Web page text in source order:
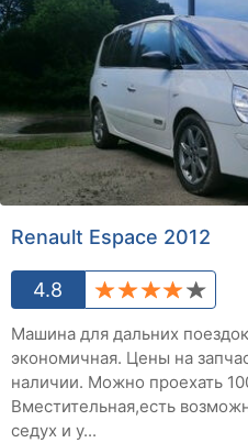
Renault Espace 2012
4.8
Машина для дальних
экономичная. Цены на
наличии. Можно проехать
Вместительная,есть
седух и у...